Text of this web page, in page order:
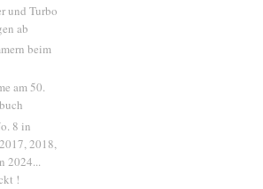
und Turbo
ab
beim
am 50.
8 in
2018,
2024...
!